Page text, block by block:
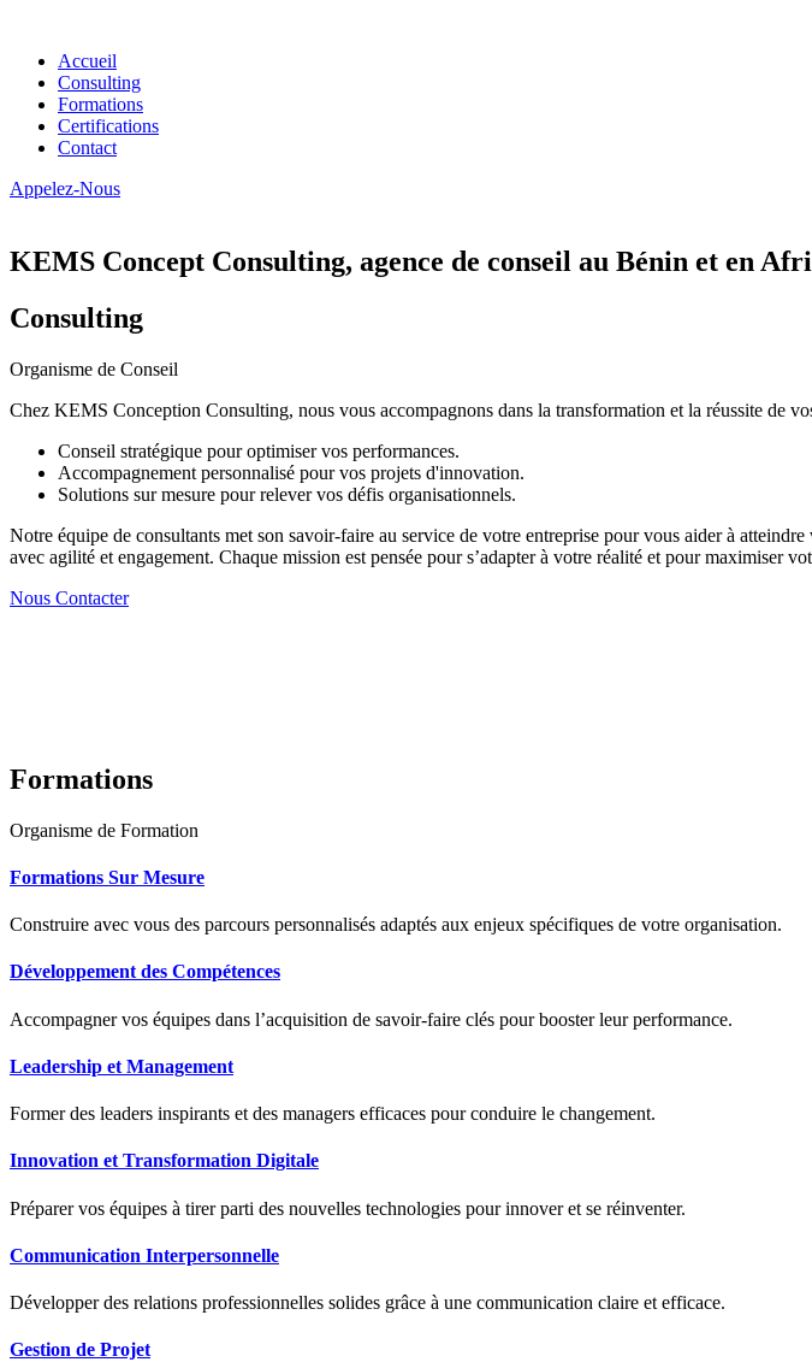
Accueil
Consulting
Formations
Certifications
Contact
Appelez-Nous
KEMS Concept Consulting, agence de conseil au Bénin et en
Consulting
Organisme de Conseil
Chez KEMS Conception Consulting, nous vous accompagnons dans la transformation et la réussite de
Conseil stratégique pour optimiser vos performances.
Accompagnement personnalisé pour vos projets d'innovation.
Solutions sur mesure pour relever vos défis organisationnels.
Notre équipe de consultants met son savoir-faire au service de votre entreprise pour vous aider à
avec agilité et engagement. Chaque mission est pensée pour s’adapter à votre réalité et pour maximiser
Nous Contacter
Formations
Organisme de Formation
Formations Sur Mesure
Construire avec vous des parcours personnalisés adaptés aux enjeux spécifiques de votre organisation.
Développement des Compétences
Accompagner vos équipes dans l’acquisition de savoir-faire clés pour booster leur performance.
Leadership et Management
Former des leaders inspirants et des managers efficaces pour conduire le changement.
Innovation et Transformation Digitale
Préparer vos équipes à tirer parti des nouvelles technologies pour innover et se réinventer.
Communication Interpersonnelle
Développer des relations professionnelles solides grâce à une communication claire et efficace.
Gestion de Projet